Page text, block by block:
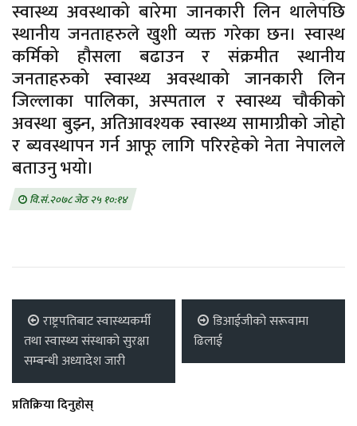
स्वास्थ्य अवस्थाको बारेमा जानकारी लिन थालेपछि
स्थानीय जनताहरुले खुशी व्यक्त गरेका छन। स्वास्थ
कर्मिको हौसला बढाउन र संक्रमीत स्थानीय
जनताहरुको स्वास्थ्य अवस्थाको जानकारी लिन
जिल्लाका पालिका, अस्पताल र स्वास्थ्य चौकीको
अवस्था बुझ्न, अतिआवश्यक स्वास्थ्य सामाग्रीको जोहो
र ब्यवस्थापन गर्न आफू लागि परिरहेको नेता नेपालले
बताउनु भयो।
वि.सं.२०७८ जेठ २५ १०:१४
राष्ट्रपतिबाट स्वास्थ्यकर्मी
तथा स्वास्थ्य संस्थाको सुरक्षा
सम्बन्धी अध्यादेश जारी
डिआईजीको सरूवामा
ढिलाई
प्रतिक्रिया दिनुहोस्